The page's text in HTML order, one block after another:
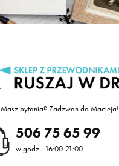
Masz pytania? Zadzwoń do Macieja!
605
w godz.: 16:00-21:00